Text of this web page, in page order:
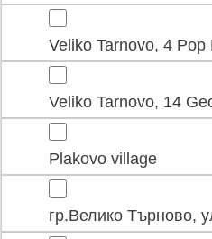
Veliko Tarnovo, 4
Veliko Tarnovo, 14
Plakovo village
гр.Велико Търново,